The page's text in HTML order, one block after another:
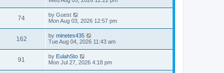
74 by Guest
Mon Aug 03, 2026 12:57 pm
162 by minetes435
Tue Aug 04, 2026 11:43 am
91 by EulahSto
Mon Jul 27, 2026 4:18 pm